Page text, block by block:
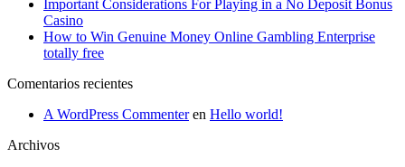
Important Considerations For Playing in a No Deposit Bonus
Casino
How to Win Genuine Money Online Gambling Enterprise
totally free
Comentarios recientes
A WordPress Commenteren Hello world!
Archivos